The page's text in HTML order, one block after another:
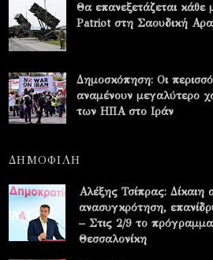
Θα επανεξετάζεται
Patriot στη Σαουδική
Δημοσκόπηση: Οι
αναμένουν μεγαλύτερο
των ΗΠΑ στο Ιράν
ΔΗΜΟΦΙΛΗ
Αλέξης Τσίπρας:
ανασυγκρότηση,
– Στις 2/9 το
Θεσσαλονίκη